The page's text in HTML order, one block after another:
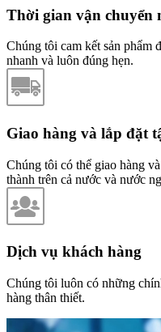
Thời gian vận chuyển
Chúng tôi cam kết sản phẩm
nhanh và luôn đúng hẹn.
Giao hàng và lắp đặt
Chúng tôi có thể giao hàng
thành trên cả nước và nước
Dịch vụ khách hàng
Chúng tôi luôn có những
hàng thân thiết.